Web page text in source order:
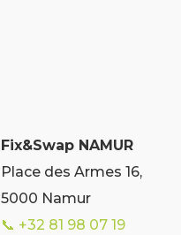
Fix&Swap NAMUR
Place des Armes 16,
5000 Namur
📞 +32 81 98 07 19